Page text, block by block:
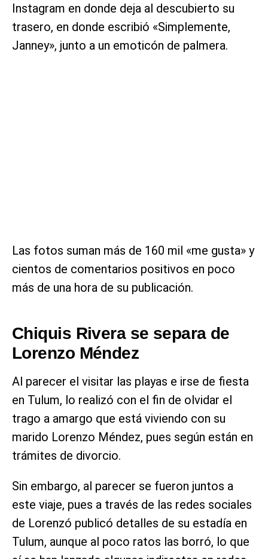
Instagram en donde deja al descubierto su
trasero, en donde escribió «Simplemente,
Janney», junto a un emoticón de palmera.
Las fotos suman más de 160 mil «me gusta» y
cientos de comentarios positivos en poco
más de una hora de su publicación.
Chiquis Rivera se separa de
Lorenzo Méndez
Al parecer el visitar las playas e irse de fiesta
en Tulum, lo realizó con el fin de olvidar el
trago a amargo que está viviendo con su
marido Lorenzo Méndez, pues según están en
trámites de divorcio.
Sin embargo, al parecer se fueron juntos a
este viaje, pues a través de las redes sociales
de Lorenzó publicó detalles de su estadía en
Tulum, aunque al poco ratos las borró, lo que